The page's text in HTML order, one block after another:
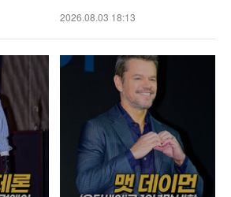
2026.08.03 18:13